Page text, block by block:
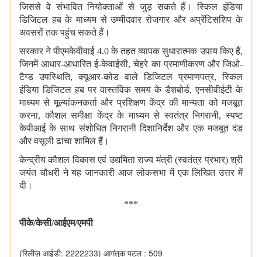
जिससे वे संभावित नियोक्ताओं से जुड़ सकते हैं। स्किल इंडिया
डिजिटल हब के माध्यम से उम्मीदवार रोजगार और अप्रेंटिसशिप के
अवसरों तक पहुंच सकते हैं।
सरकार ने पीएमकेवीवाई 4.0 के तहत व्यापक सुधारात्मक उपाय किए हैं,
जिनमें आधार-आधारित ई-केवाईसी, चेहरे का प्रमाणीकरण और जिओ-
टैग्‍ड उपस्थिति, क्यूआर-कोड वाले डिजिटल प्रमाणपत्र, स्किल
इंडिया डिजिटल हब पर वास्तविक समय के डैशबोर्ड, एनसीवीईटी के
माध्यम से मूल्यांकनकर्ता और प्रशिक्षण केंद्र की मान्यता को मजबूत
करना, कौशल समीक्षा केंद्र के माध्यम से स्वतंत्र निगरानी, ​​स्पष्ट
केपीआई के साथ संशोधित निगरानी दिशानिर्देश और एक मजबूत दंड
और वसूली ढांचा शामिल हैं।
केन्द्रीय कौशल विकास एवं उद्यमिता राज्य मंत्री (स्वतंत्र प्रभार) श्री
जयंत चौधरी ने यह जानकारी आज लोकसभा में एक लिखित उत्तर में
दी।
***
पीके/केसी/आईएम/एमपी
(रिलीज़ आईडी: 2222233) आगंतुक पटल : 509